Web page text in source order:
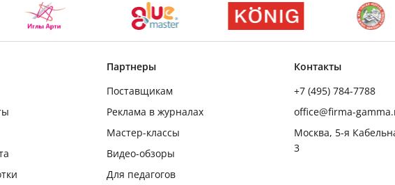
Партнеры
Поставщикам
Реклама в журналах
Мастер-классы
Видео-обзоры
Для педагогов
Контакты
+7 (495) 784-7788
office@firma-
Москва, 5-я
3